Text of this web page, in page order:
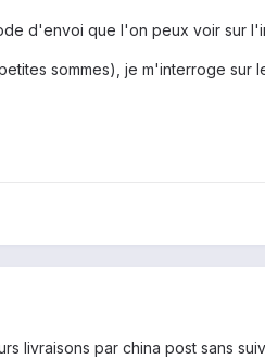
d'envoi que l'on peux voir sur
sommes), je m'interroge sur
livraisons par china post sans